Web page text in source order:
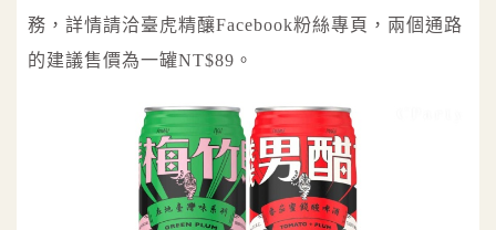
務，詳情請洽臺虎精釀Facebook粉絲專頁，兩個通路
的建議售價為一罐NT$89。